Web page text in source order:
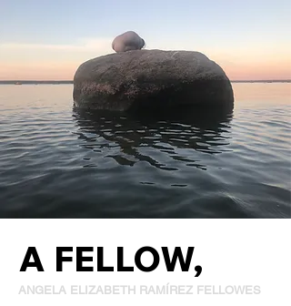
A FELLOW,
ANGELA ELIZABETH RAMÍREZ FELLOWES